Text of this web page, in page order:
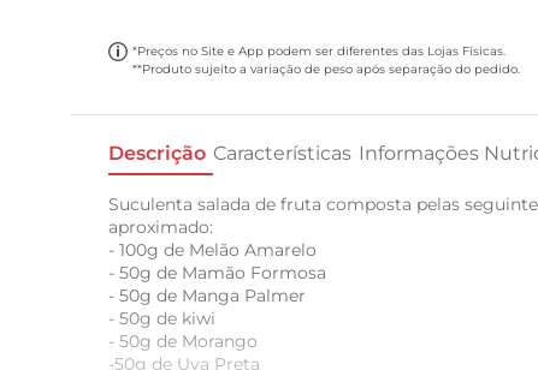
*Preços no Site e App podem ser diferentes das Lojas Físicas.
**Produto sujeito a variação de peso após separação do pedido.
Descrição Características Informações
Suculenta salada de fruta composta pelas
aproximado:
- 100g de Melão Amarelo
- 50g de Mamão Formosa
- 50g de Manga Palmer
- 50g de kiwi
- 50g de Morango
-50g de Uva Preta